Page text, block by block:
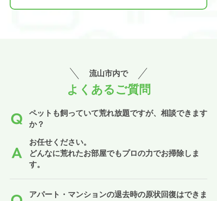
流山市内で
よくあるご質問
ペットも飼っていて荒れ放題ですが、相談できます
か？
お任せください。
どんなに荒れたお部屋でもプロの力でお掃除しま
す。
アパート・マンションの退去時の原状回復はできま